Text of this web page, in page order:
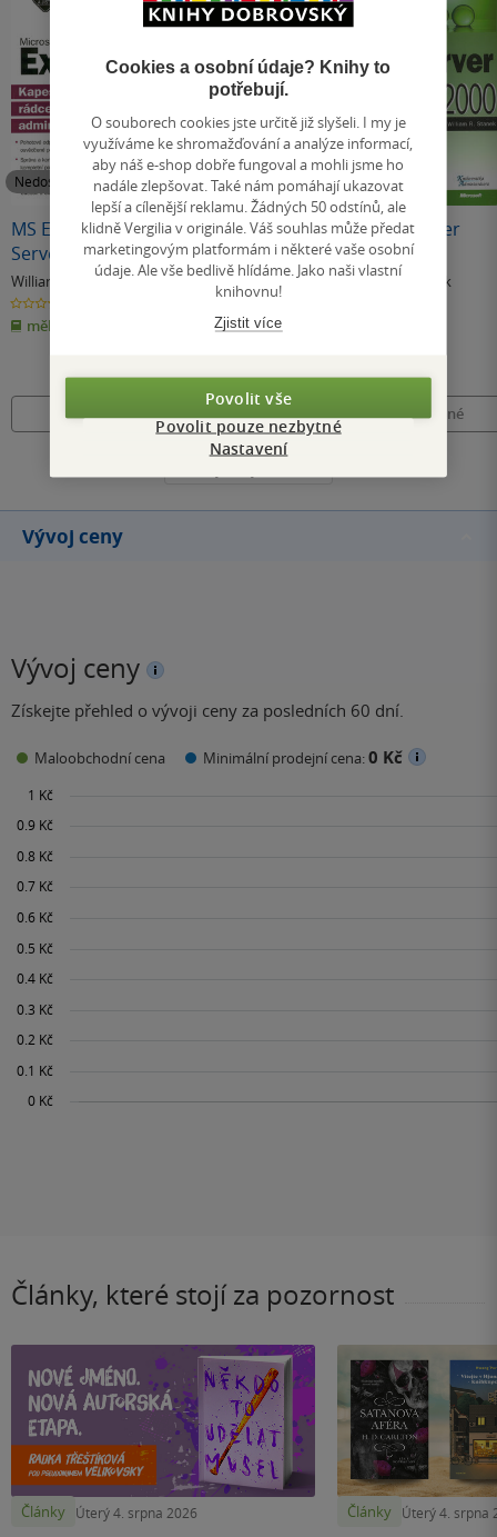
Nedostupné
MS Exchange 2000
Server
William R. Stanek
0.0
z
5
hvězdiček
měkká vazba
Nedostupné
Nedostupné
Microsoft Exchange
Server 2003
William R. Stanek
hvězdiček
měkká vazba
Nedostupné
MS SQL Server
2000
William R. Stanek
Nedostupné
Vývoj ceny
Vývoj ceny
Získejte přehled o vývoji ceny za posledních 60 dní.
Maloobchodní cena Minimální prodejní cena:0 Kč
Články, které stojí za pozornost
Články Úterý 4. srpna 2026 Články Úterý 4. srpna
Cookies a osobní údaje? Knihy to
potřebují.
O souborech cookies jste určitě již slyšeli. I my je
využíváme ke shromažďování a analýze informací,
aby náš e-shop dobře fungoval a mohli jsme ho
nadále zlepšovat. Také nám pomáhají ukazovat
lepší a cílenější reklamu. Žádných 50 odstínů, ale
klidně Vergilia v originále. Váš souhlas může předat
marketingovým platformám i některé vaše osobní
údaje. Ale vše bedlivě hlídáme. Jako naši vlastní
knihovnu!
Zjistit více
Povolit vše
Povolit pouze nezbytné
Nastavení